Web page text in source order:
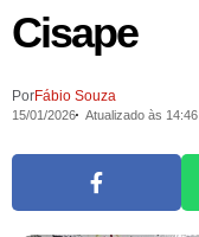
Cisape
PorFábio Souza
15/01/2026 Atualizado às 14:46